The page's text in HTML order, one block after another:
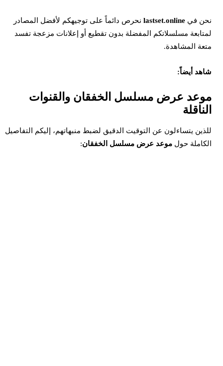
في lastset.onlineنحرص دائماً على توجيهكم لأفضل المصادر
مسلسلاتكم المفضلة بدون تقطيع أو إعلانات مزعجة تفسد
المشاهدة.
أيضاً:
عرض مسلسل الخفقان والقنوات
يتساءلون عن التوقيت الدقيق لضبط منبهاتهم، إليكم التفاصيل
حولموعد عرض مسلسل الخفقان: